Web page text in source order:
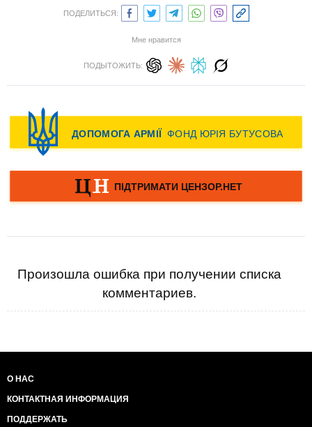
ПОДЕЛИТЬСЯ:
Мне нравится
ПОДЫТОЖИТЬ:
Произошла ошибка при получении списка
комментариев.
О НАС
КОНТАКТНАЯ ИНФОРМАЦИЯ
ПОДДЕРЖАТЬ